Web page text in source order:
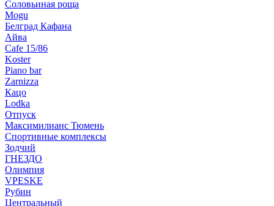
Соловьиная роща
Mogu
Белград Кафана
Айва
Cafe 15/86
Koster
Piano bar
Zarnizza
Кацо
Lodka
Отпуск
Максимилианс Тюмень
Спортивные комплексы
Зодчий
ГНЕЗДО
Олимпия
VPESKE
Рубин
Центральный